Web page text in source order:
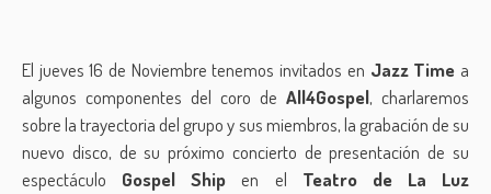
El jueves 16 de Noviembre tenemos invitados en Jazz Time a
algunos componentes del coro de All4Gospel, charlaremos
sobre la trayectoria del grupo y sus miembros, la grabación de su
nuevo disco, de su próximo concierto de presentación de su
espectáculo Gospel Ship en el Teatro de La Luz